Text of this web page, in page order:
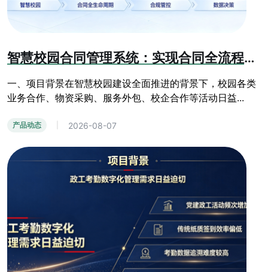
智慧校园合同管理系统：实现合同全流程数字化闭环管控
一、项目背景在智慧校园建设全面推进的背景下，校园各类
业务合作、物资采购、服务外包、校企合作等活动日益...
产品动态 2026-08-07